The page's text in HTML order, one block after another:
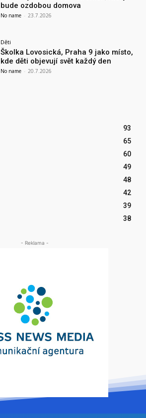
bude ozdobou domova
No name - 23.7.2026
Děti
Školka Lovosická, Praha 9 jako místo,
kde děti objevují svět každý den
No name - 20.7.2026
93
65
60
49
48
42
39
38
- Reklama -